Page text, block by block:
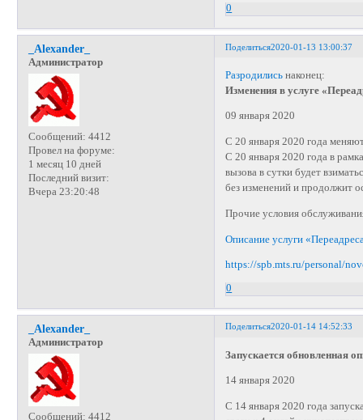
0
Поделиться2020-01-13 13:00:37
_Alexander_
Администратор
Сообщений: 4412
Провел на форуме:
1 месяц 10 дней
Последний визит:
Вчера 23:20:48
Разродились наконец:
Изменения в услуге
09 января 2020
С 20 января 2020 года
С 20 января 2020 года в
вызова в сутки будет
без изменений и продолжит
Прочие условия
Описание услуги
https://spb.mts.ru/personal/
0
Поделиться2020-01-14 14:52:33
_Alexander_
Администратор
Сообщений: 4412
Запускается обновленная
14 января 2020
С 14 января 2020 года